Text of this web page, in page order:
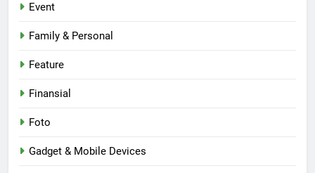
Event
Family & Personal
Feature
Finansial
Foto
Gadget & Mobile Devices